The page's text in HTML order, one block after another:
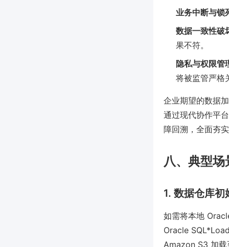
业务中断与锁
数据一致性破
果不符。
隐私与权限管
将被监管严格
企业期望的数据
通过现代协作平
障回溯，全面夯
八、典型
1. 数据仓库
如需将本地
Oracle
Amazon S3 加载